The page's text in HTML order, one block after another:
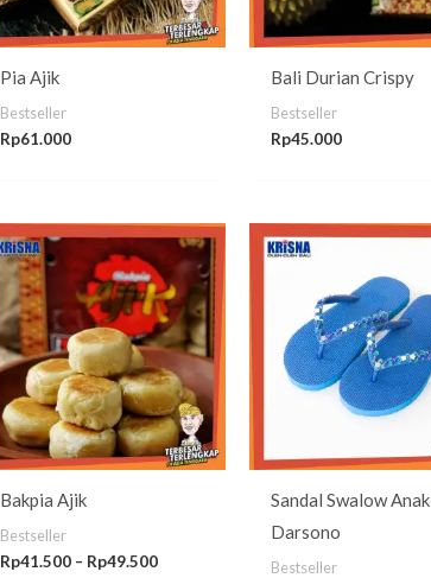
Pia Ajik
Bestseller
Rp61.000
Bali Durian Crispy
Bestseller
Rp45.000
Bakpia Ajik
Bestseller
Rp41.500 – Rp49.500
Rentang
harga:
Rp41.500
hingga
Rp49.500
Sandal Swalow Anak
Darsono
Bestseller